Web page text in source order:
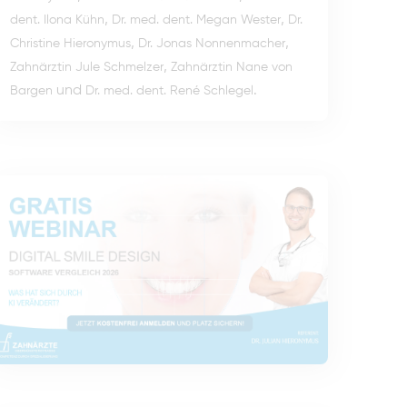
dent. Ilona Kühn, Dr. med. dent. Megan Wester, Dr.
Christine Hieronymus, Dr. Jonas Nonnenmacher,
Zahnärztin Jule Schmelzer, Zahnärztin Nane von
Bargen und Dr. med. dent. René Schlegel .